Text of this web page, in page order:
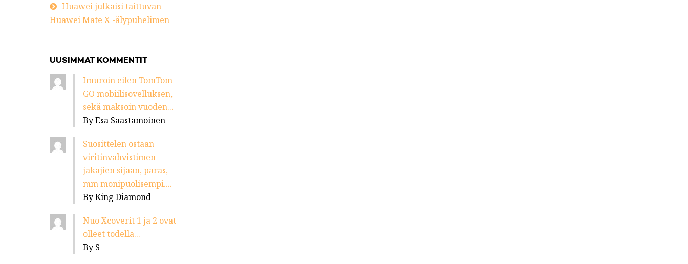
Huawei julkaisi taittuvan
Huawei Mate X -älypuhelimen
UUSIMMAT KOMMENTIT
Imuroin eilen TomTom
GO mobiilisovelluksen,
sekä maksoin vuoden...
By Esa Saastamoinen
Suosittelen ostaan
viritinvahvistimen
jakajien sijaan, paras,
mm monipuolisempi....
By King Diamond
Nuo Xcoverit 1 ja 2 ovat
olleet todella...
By S